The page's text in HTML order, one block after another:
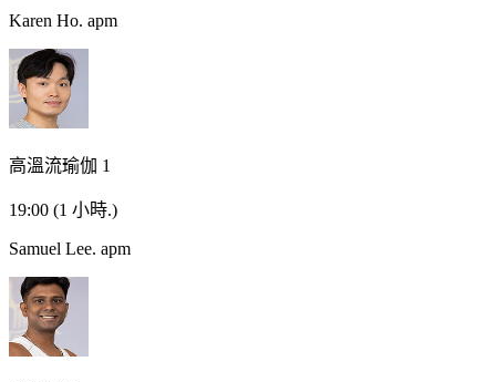
Karen Ho. apm
高溫流瑜伽 1
19:00 (1 小時.)
Samuel Lee. apm